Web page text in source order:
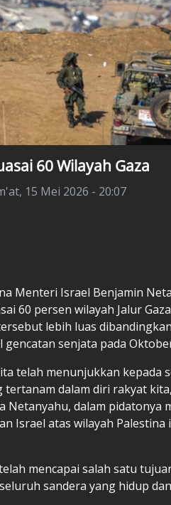
60 Wilayah Gaza
15 Mei 2026 - 20:07
Menteri Israel Benjamin
60 persen wilayah Jalur
lebih luas
senjata pada
telah menunjukkan kepada
tertanam dalam diri rakyat
Netanyahu, dalam pidatonya
Israel atas wilayah
mencapai salah satu
sandera yang hidup